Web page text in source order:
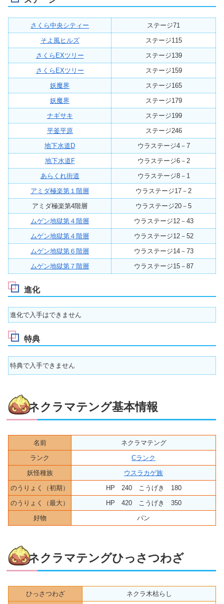
さくら中央シティー
ステージ71
そよ風ヒルズ
ステージ115
さくらEXツリー
ステージ139
さくらEXツリー
ステージ159
妖魔界
ステージ165
妖魔界
ステージ179
ナギサキ
ステージ199
平釜平原
ステージ246
地下水道D
ウラステージ4－7
地下水道F
ウラステージ6－2
あらくれ街道
ウラステージ8－1
アミダ極楽第１階層
ウラステージ17－2
アミダ極楽第4階層
ウラステージ20－5
ムゲン地獄第４階層
ウラステージ12－43
ムゲン地獄第４階層
ウラステージ12－52
ムゲン地獄第６階層
ウラステージ14－73
ムゲン地獄第７階層
ウラステージ15－87
進化
進化で入手はできません
特典
特典で入手できません
ネクラマテング基本情報
名前
ネクラマテング
ランク
Cランク
妖怪種族
ウスラカゲ族
のうりょく（初期）
HP 240 こうげき 180
のうりょく（最大）
HP 420 こうげき 350
好物
パン
ネクラマテングひっさつわざ
ひっさつわざ
ネクラ木枯らし